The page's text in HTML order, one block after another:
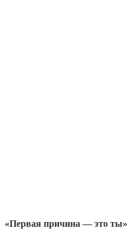
«Первая причина — это ты»